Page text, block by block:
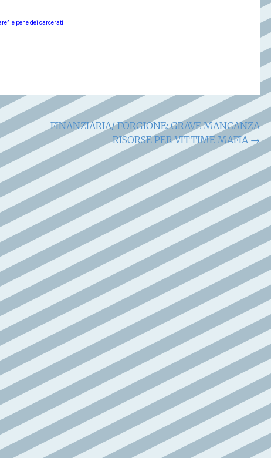
le pene dei carcerati
FINANZIARIA/ FORGIONE: GRAVE MANCANZA
RISORSE PER VITTIME MAFIA →